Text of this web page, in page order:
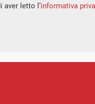
aver letto l’informativa